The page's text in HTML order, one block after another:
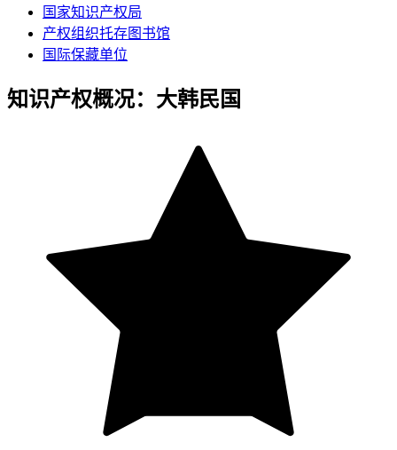
国家知识产权局
产权组织托存图书馆
国际保藏单位
知识产权概况：大韩民国